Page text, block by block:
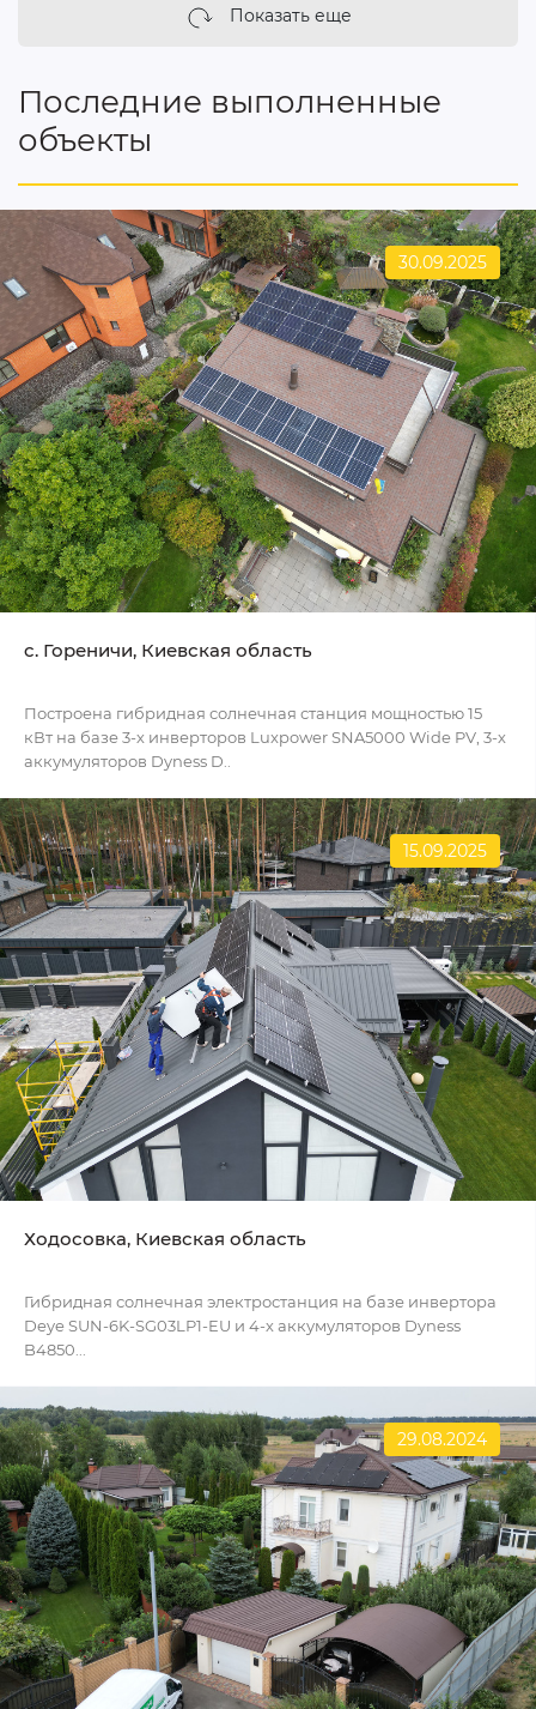
Показать еще
Последние выполненные
объекты
30.09.2025
c. Гореничи, Киевская область
Построена гибридная солнечная станция мощностью 15
кВт на базе 3-х инверторов Luxpower SNA5000 Wide PV, 3-х
аккумуляторов Dyness D..
15.09.2025
Ходосовка, Киевская область
Гибридная солнечная электростанция на базе инвертора
Deye SUN-6K-SG03LP1-EU и 4-х аккумуляторов Dyness
B4850...
29.08.2024